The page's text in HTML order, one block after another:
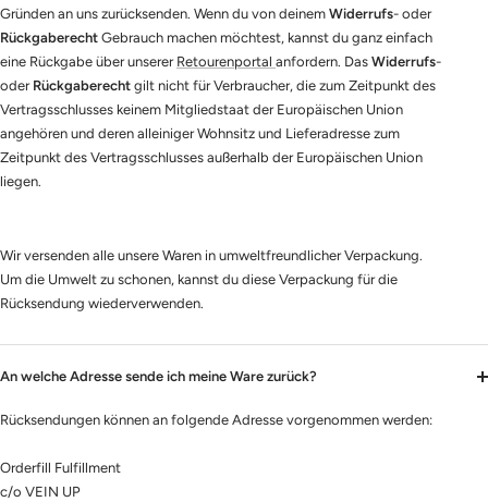
Gründen an uns zurücksenden. Wenn du von deinem Widerrufs- oder
Rückgaberecht Gebrauch machen möchtest, kannst du ganz einfach
eine Rückgabe über unserer Retourenportal anfordern. Das Widerrufs-
oder Rückgaberecht gilt nicht für Verbraucher, die zum Zeitpunkt des
Vertragsschlusses keinem Mitgliedstaat der Europäischen Union
angehören und deren alleiniger Wohnsitz und Lieferadresse zum
Zeitpunkt des Vertragsschlusses außerhalb der Europäischen Union
liegen.
Wir versenden alle unsere Waren in umweltfreundlicher Verpackung.
Um die Umwelt zu schonen, kannst du diese Verpackung für die
Rücksendung wiederverwenden.
An welche Adresse sende ich meine Ware zurück?
Rücksendungen können an folgende Adresse vorgenommen werden:
Orderfill Fulfillment
c/o VEIN UP